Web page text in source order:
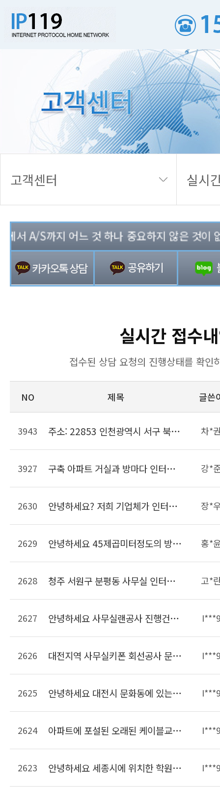
고객센터 실시
서 A/S까지 어느 것 하나 중요하지 않은 것이
실시간 접수
접수된 상담 요청의 진행상태를 확인
NO 제목 글쓴
3943 주소: 22853 인천광역시 서구 북항로206번길 22, 위킵 허브센터 차*
3927 구축 아파트 거실과 방마다 인터넷 사용가능하게 랜선 공사견적 요청합니다 강*
2630 안녕하세요? 저희 기업체가 인터넷을 LG유플러스를 이용하고있는데 전체 랜선이 너무 많고 어떤선이 메인선인지 구분이 안갑니다. 깔끔하게 랜선을 정리했으면하여 문의드립니다. 장*
2629 안녕하세요 45제곱미터정도의 방에 랜선정리를 하려고합니다. 현재 랜선은 서버실에서 천ㅌ장을 통해 들어와 있는 상태이며 정리해야할 랜선은 15개정도입니다. 선 길이조정 및 몰딩까지 비용이 대략 얼마정도 되는지 궁금합니다. 홍*
2628 청주 서원구 분평동 사무실 인터넷키폰이 불편해서 일반키폰으로 바꿀려고하는데 비용이 얼마나 들까요?? 9대설치예정 고*
2627 안녕하세요 사무실랜공사 진행건으로 문의드립니다. 23개의 책상이 들어가는 사무실입니다 자리가 23개면 견적이 얼마나 나올까요??? 사무실은 현재 공실상태입니다. 견적요청드립니다. 감사합니다
2626 대전지역 사무실키폰 회선공사 문의드립니다. 키폰주장치 및 키폰 일반전화는 보유중이면 개설할 라인은 키폰2라인 일반50라인입니다 연락주세요
2625 안녕하세요 대전시 문화동에 있는 사무실입니다. 크기는 약 20여평되고 PC가 6대 인터넷전화기 6대가 있습니다. 이사한 후에 현재 이전의 선을 연결해서 사용하고 있는데 선작업이 필요하여 문의드립니다.
2624 아파트에 포설된 오래된 케이블교체작업 가능한가요??? 단자함에 전기콘센트가 없는데 이것도 만들어 주실수 있는지 알고싶습니다
2623 안녕하세요 세종시에 위치한 학원입니다 학원리모델링하면서 랜선정리하려고합니다 비용은 어느정도하는지 궁금합니다